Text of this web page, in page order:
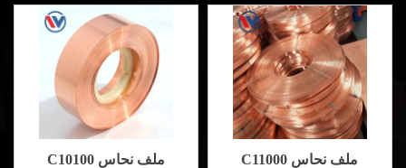
ملف نحاس C10100
ملف نحاس C11000